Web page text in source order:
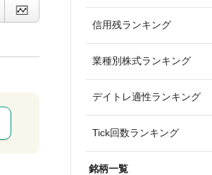
信用残ランキング
業種別株式ランキング
デイトレ適性ランキング
Tick回数ランキング
銘柄一覧